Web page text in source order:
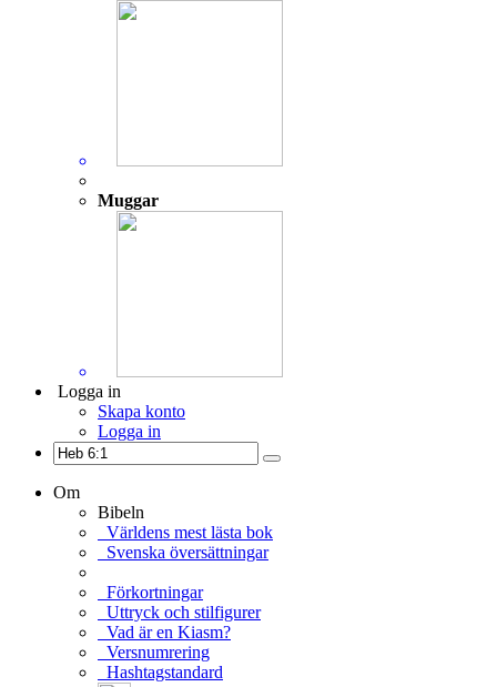
Muggar
Logga in
Skapa konto
Logga in
Om
Bibeln
Världens mest lästa bok
Svenska översättningar
Förkortningar
Uttryck och stilfigurer
Vad är en Kiasm?
Versnumrering
Hashtagstandard